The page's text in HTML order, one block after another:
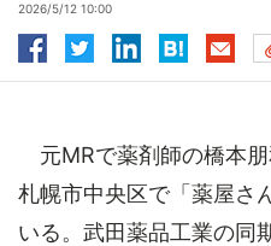
2026/5/12 10:00
元MRで薬剤師の橋本朋
札幌市中央区で「薬屋さ
いる。武田薬品工業の同